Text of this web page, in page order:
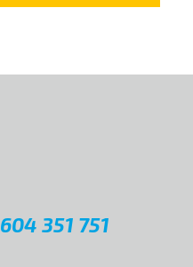
604 351 751